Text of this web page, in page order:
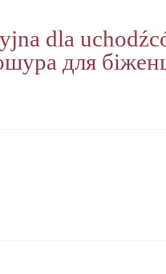
dla
для